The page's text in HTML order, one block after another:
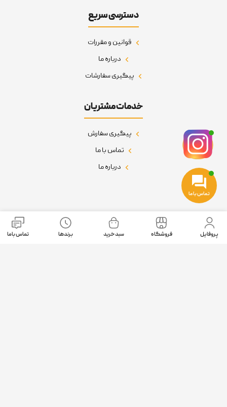
دسترسی سریع
قوانین و مقررات
درباره ما
پیگیری سفارشات
خدمات مشتریان
پیگیری سفارش
تماس با ما
درباره ما
نمادهای اعتماد
پروفایل فروشگاه سبد خرید برندها تماس باما
تماس با ما